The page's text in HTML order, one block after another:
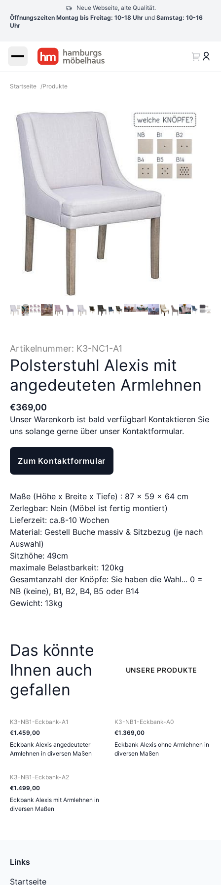
Neue Webseite, alte Qualität.
Öffnungszeiten Montag bis Freitag: 10-18 Uhr und Samstag: 10-16
Uhr
Startseite /Produkte
Artikelnummer: K3-NC1-A1
Polsterstuhl Alexis mit
angedeuteten Armlehnen
€369,00
Unser Warenkorb ist bald verfügbar! Kontaktieren Sie
uns solange gerne über unser Kontaktformular.
Zum Kontaktformular
Maße (Höhe x Breite x Tiefe) : 87 x 59 x 64 cm
Zerlegbar: Nein (Möbel ist fertig montiert)
Lieferzeit: ca.8-10 Wochen
Material: Gestell Buche massiv & Sitzbezug (je nach
Auswahl)
Sitzhöhe: 49cm
maximale Belastbarkeit: 120kg
Gesamtanzahl der Knöpfe: Sie haben die Wahl... 0 =
NB (keine), B1, B2, B4, B5 oder B14
Gewicht: 13kg
Das könnte
Ihnen auch
gefallen
UNSERE PRODUKTE
K3-NB1-Eckbank-A1
€1.459,00
Eckbank Alexis angedeuteter
Armlehnen in diversen Maßen
K3-NB1-Eckbank-A0
€1.369,00
Eckbank Alexis ohne Armlehnen in
diversen Maßen
K3-NB1-Eckbank-A2
€1.499,00
Eckbank Alexis mit Armlehnen in
diversen Maßen
Links
Startseite